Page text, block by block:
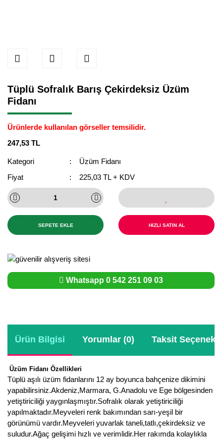
Tüplü Sofralık Barış Çekirdeksiz Üzüm
Fidanı
Ürünlerde kullanılan görseller temsilidir.
247,53 TL
Kategori
Üzüm Fidanı
Fiyat
225,03 TL + KDV
SEPETE EKLE HIZLI SATIN AL
Whatsapp 0 542 251 09 03
Ürün Bilgisi Yorumlar (0) Taksit
Üzüm Fidanı Özellikleri
Tüplü aşılı üzüm fidanlarını 12 ay boyunca bahçenize dikimini
yapabilirsiniz.Akdeniz,Marmara, G.Anadolu ve Ege bölgesinden
yetiştiriciliği yaygınlaşmıştır.Sofralık olarak yetiştiriciliği
yapılmaktadır.Meyveleri renk bakımından sarı-yeşil bir
görünümü vardır.Meyveleri yuvarlak taneli,tatlı,çekirdeksiz ve
suludur.Ağaç gelişimi hızlı ve verimlidir.Her rakımda kolaylıkla